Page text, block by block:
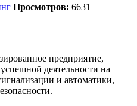
Просмотров: 6631
предприятие,
деятельности на
и автоматики,